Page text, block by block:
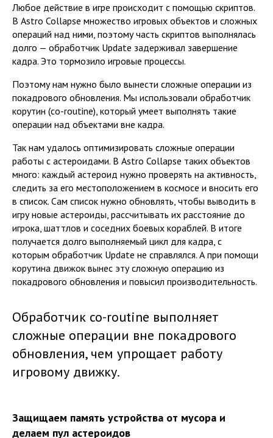
Любое действие в игре происходит с помощью скриптов.
В Astro Collapse множество игровых объектов и сложных
операций над ними, поэтому часть скриптов выполнялась
долго — обработчик Update задерживал завершение
кадра. Это тормозило игровые процессы.
Поэтому нам нужно было вынести сложные операции из
покадрового обновления. Мы использовали обработчик
корутин (co-routine), который умеет выполнять такие
операции над объектами вне кадра.
Так нам удалось оптимизировать сложные операции
работы с астероидами. В Astro Collapse таких объектов
много: каждый астероид нужно проверять на активность,
следить за его местоположением в космосе и вносить его
в список. Сам список нужно обновлять, чтобы выводить в
игру новые астероиды, рассчитывать их расстояние до
игрока, шаттлов и соседних боевых кораблей. В итоге
получается долго выполняемый цикл для кадра, с
которым обработчик Update не справлялся. А при помощи
корутина движок вынес эту сложную операцию из
покадрового обновления и повысил производительность.
Обработчик co-routine выполняет
сложные операции вне покадрового
обновления, чем упрощает работу
игровому движку.
Защищаем память устройства от мусора и
делаем пул астероидов